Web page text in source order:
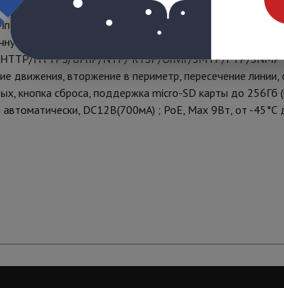
STARVIS, аппаратный WDR 120дБ, раздельные
HI3516D, вариофокальный объектив 2,7-13,5 мм,
По расписанию, встроенный ИК-фильтр), Н.264/
HTTPS/UPnP/NTP/ RTSP/Onvif/SMTP/FTP/SNMP
движения, вторжение в периметр, пересечение
кнопка сброса, поддержка micro-SD карты до
DC12В(700мА) ; РоЕ, Мах 9Вт, от -45°С